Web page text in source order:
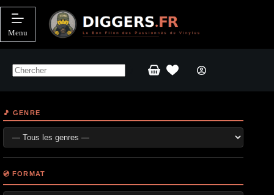
Passer
contenu
Menu
Panier
🎵 GENRE
💿 FORMAT